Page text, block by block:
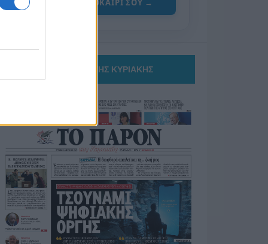
ΓΙΑ ΤΟ ΚΑΛΟΚΑΙΡΙ ΣΟΥ →
ΤΟ ΠΑΡΟΝ ΤΗΣ ΚΥΡΙΑΚΗΣ